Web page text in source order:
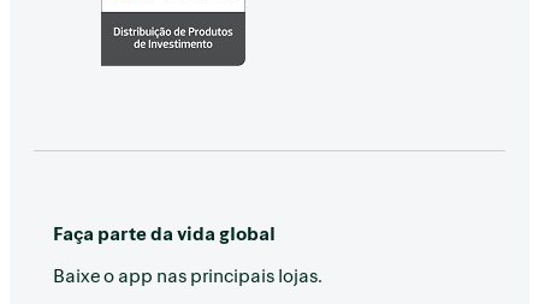
Faça parte da vida global
Baixe o app nas principais lojas.